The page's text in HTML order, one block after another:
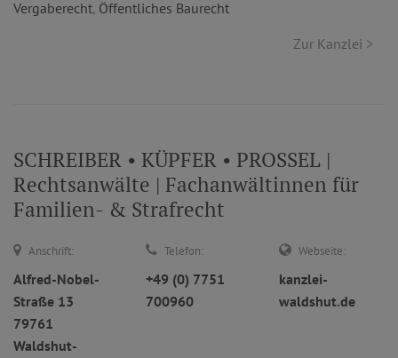
Vergaberecht, Öffentliches Baurecht
Zur Kanzlei >
SCHREIBER • KÜPFER • PROSSEL |
Rechtsanwälte | Fachanwältinnen für
Familien- & Strafrecht
Anschrift:
Alfred-Nobel-
Straße 13
79761
Waldshut-
Telefon:
+49 (0) 7751
700960
Webseite:
kanzlei-
waldshut.de